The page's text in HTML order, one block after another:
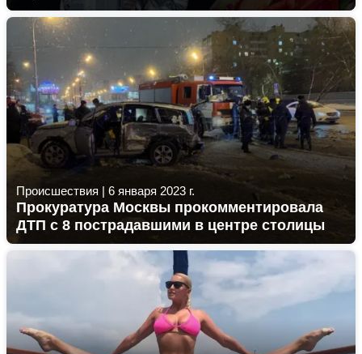
Происшествия | 6 января 2023 г.
Прокуратура Москвы прокомментировала
ДТП с 8 пострадавшими в центре столицы